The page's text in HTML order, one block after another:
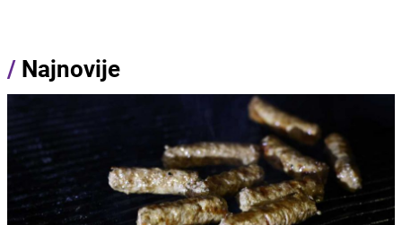
/ Najnovije